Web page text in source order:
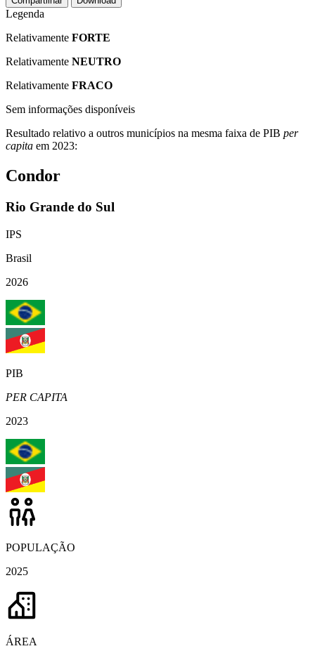
Legenda
Relativamente FORTE
Relativamente NEUTRO
Relativamente FRACO
Sem informações disponíveis
Resultado relativo a outros municípios na mesma faixa de PIB per
capita em 2023:
Condor
Rio Grande do Sul
IPS
Brasil
2026
PIB
PER CAPITA
2023
POPULAÇÃO
2025
ÁREA